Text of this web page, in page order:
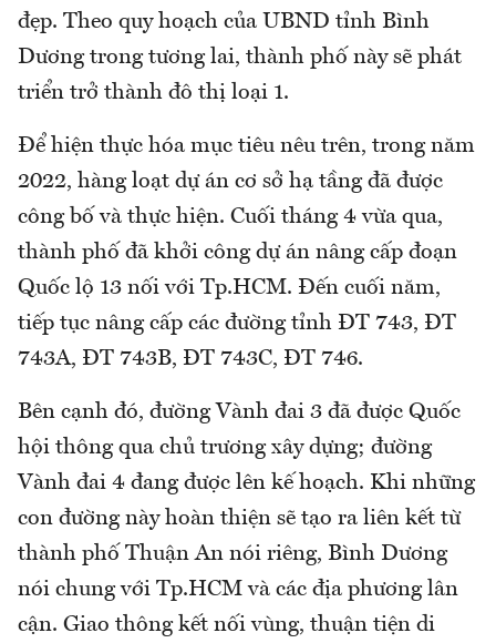
đẹp. Theo quy hoạch của UBND tỉnh Bình
Dương trong tương lai, thành phố này sẽ phát
triển trở thành đô thị loại 1.
Để hiện thực hóa mục tiêu nêu trên, trong năm
2022, hàng loạt dự án cơ sở hạ tầng đã được
công bố và thực hiện. Cuối tháng 4 vừa qua,
thành phố đã khởi công dự án nâng cấp đoạn
Quốc lộ 13 nối với Tp.HCM. Đến cuối năm,
tiếp tục nâng cấp các đường tỉnh ĐT 743, ĐT
743A, ĐT 743B, ĐT 743C, ĐT 746.
Bên cạnh đó, đường Vành đai 3 đã được Quốc
hội thông qua chủ trương xây dựng; đường
Vành đai 4 đang được lên kế hoạch. Khi những
con đường này hoàn thiện sẽ tạo ra liên kết từ
thành phố Thuận An nói riêng, Bình Dương
nói chung với Tp.HCM và các địa phương lân
cận. Giao thông kết nối vùng, thuận tiện di